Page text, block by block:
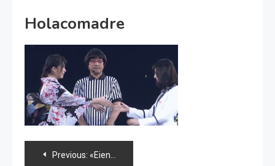
Holacomadre
Navegación
Previous: «Eien Pressure» título del sencillo 29 de AKB48; revelan versiones y cubiertas